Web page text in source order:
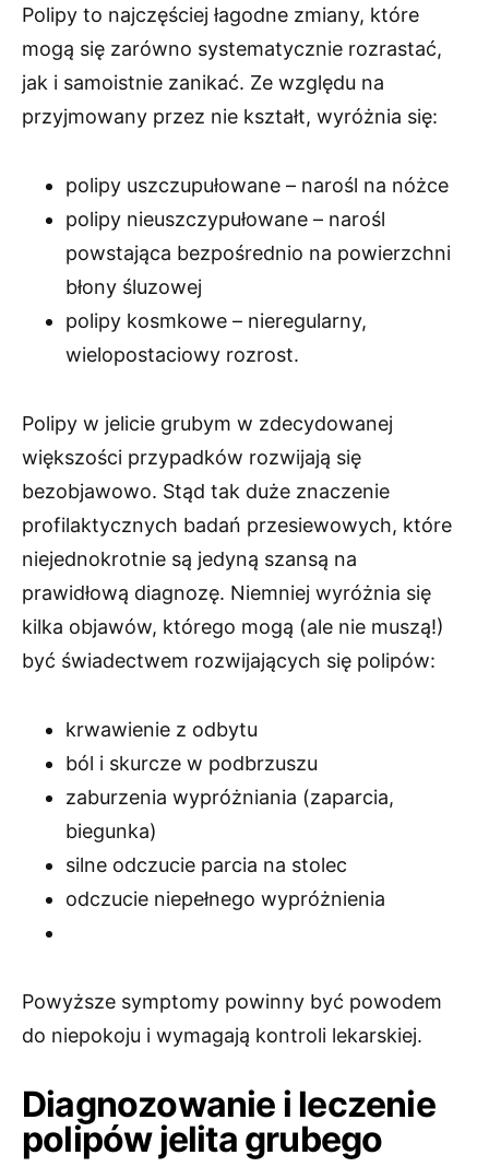
Polipy to najczęściej łagodne zmiany, które
mogą się zarówno systematycznie rozrastać,
jak i samoistnie zanikać. Ze względu na
przyjmowany przez nie kształt, wyróżnia się:
polipy uszczupułowane – narośl na nóżce
polipy nieuszczypułowane – narośl
powstająca bezpośrednio na powierzchni
błony śluzowej
polipy kosmkowe – nieregularny,
wielopostaciowy rozrost.
Polipy w jelicie grubym w zdecydowanej
większości przypadków rozwijają się
bezobjawowo. Stąd tak duże znaczenie
profilaktycznych badań przesiewowych, które
niejednokrotnie są jedyną szansą na
prawidłową diagnozę. Niemniej wyróżnia się
kilka objawów, którego mogą (ale nie muszą!)
być świadectwem rozwijających się polipów:
krwawienie z odbytu
ból i skurcze w podbrzuszu
zaburzenia wypróżniania (zaparcia,
biegunka)
silne odczucie parcia na stolec
odczucie niepełnego wypróżnienia
Powyższe symptomy powinny być powodem
do niepokoju i wymagają kontroli lekarskiej.
Diagnozowanie i leczenie
polipów jelita grubego